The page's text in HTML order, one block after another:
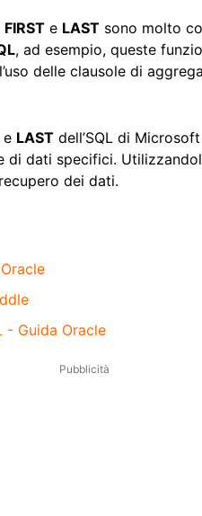
FIRST e LAST sono molto
, ad esempio, queste
delle clausole di
e LAST dell’SQL di
di dati specifici.
dei dati.
- Guida Oracle
Pubblicità